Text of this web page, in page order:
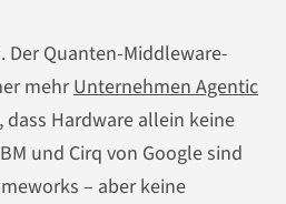
Quanten-Middleware-
mehrUnternehmen Agentic
, dass Hardware allein keine
und Cirq von Google sind
– aber keine